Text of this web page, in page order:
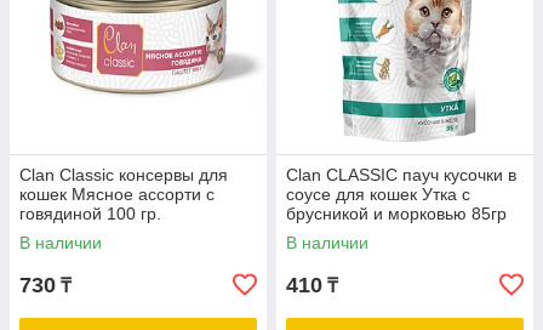
Clan Classic консервы для
кошек Мясное ассорти с
говядиной 100 гр.
В наличии
730 ₸
Clan CLASSIC пауч кусочки в
соусе для кошек Утка с
брусникой и морковью 85гр
В наличии
410 ₸